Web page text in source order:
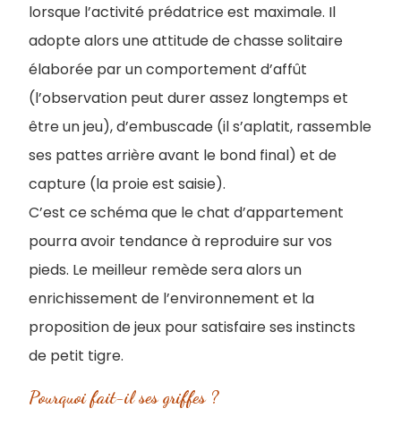
lorsque l’activité prédatrice est maximale. Il
adopte alors une attitude de chasse solitaire
élaborée par un comportement d’affût
(l’observation peut durer assez longtemps et
être un jeu), d’embuscade (il s’aplatit, rassemble
ses pattes arrière avant le bond final) et de
capture (la proie est saisie).
C’est ce schéma que le chat d’appartement
pourra avoir tendance à reproduire sur vos
pieds. Le meilleur remède sera alors un
enrichissement de l’environnement et la
proposition de jeux pour satisfaire ses instincts
de petit tigre.
Pourquoi fait-il ses griffes ?